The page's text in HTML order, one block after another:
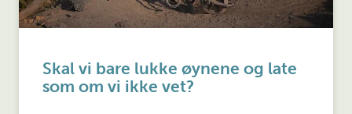
Skal vi bare lukke øynene og late
som om vi ikke vet?